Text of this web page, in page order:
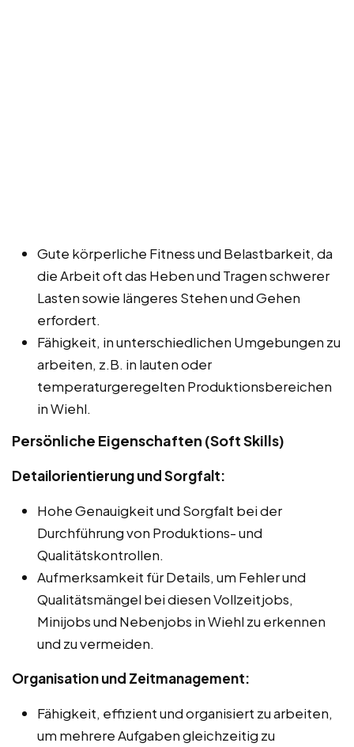
Gute körperliche Fitness und Belastbarkeit, da
die Arbeit oft das Heben und Tragen schwerer
Lasten sowie längeres Stehen und Gehen
erfordert.
Fähigkeit, in unterschiedlichen Umgebungen zu
arbeiten, z.B. in lauten oder
temperaturgeregelten Produktionsbereichen
in Wiehl.
Persönliche Eigenschaften (Soft Skills)
Detailorientierung und Sorgfalt:
Hohe Genauigkeit und Sorgfalt bei der
Durchführung von Produktions- und
Qualitätskontrollen.
Aufmerksamkeit für Details, um Fehler und
Qualitätsmängel bei diesen Vollzeitjobs,
Minijobs und Nebenjobs in Wiehl zu erkennen
und zu vermeiden.
Organisation und Zeitmanagement:
Fähigkeit, effizient und organisiert zu arbeiten,
um mehrere Aufgaben gleichzeitig zu